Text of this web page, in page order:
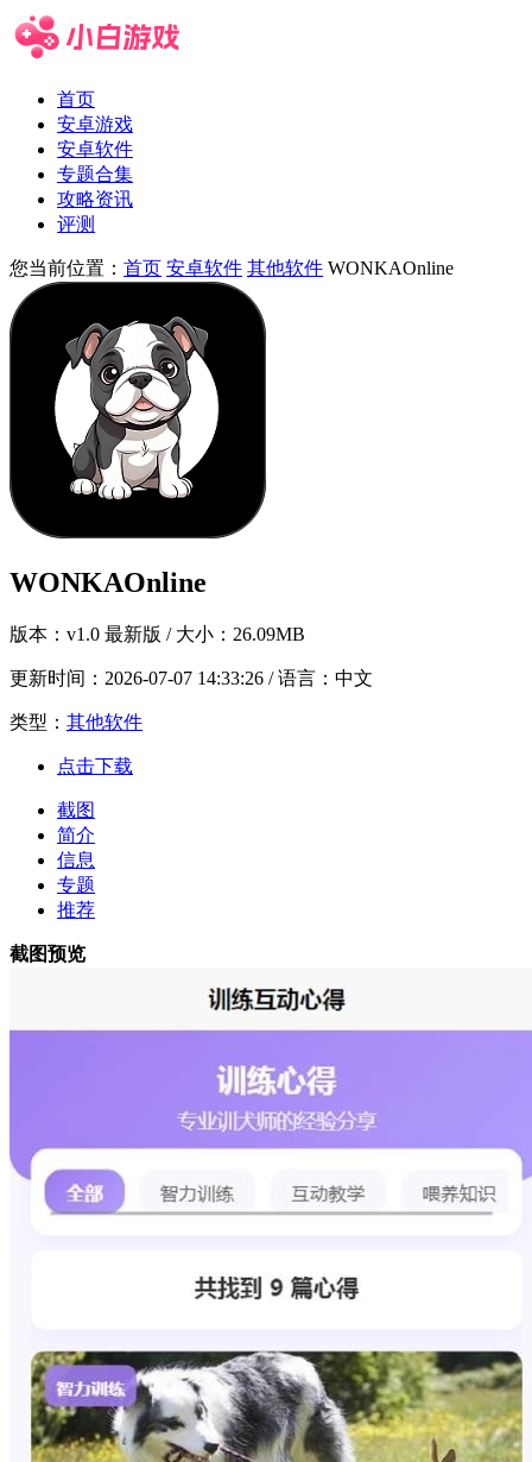
首页
安卓游戏
安卓软件
专题合集
攻略资讯
评测
您当前位置： 首页 安卓软件 其他软件 WONKAOnline
WONKAOnline
版本： v1.0 最新版 / 大小：26.09MB
更新时间： 2026-07-07 14:33:26 / 语言：中文
类型： 其他软件
点击下载
截图
简介
信息
专题
推荐
截图预览